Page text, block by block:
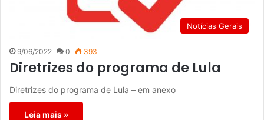
Notícias Gerais
9/06/2022 0 393
Diretrizes do programa de Lula
Diretrizes do programa de Lula – em anexo
Leia mais »